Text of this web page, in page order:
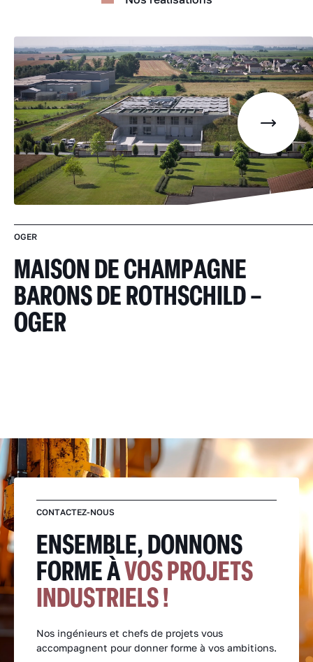
OGER
MAISON DE CHAMPAGNE
BARONS DE ROTHSCHILD –
OGER
CONTACTEZ-NOUS
ENSEMBLE, DONNONS
FORME ÀVOS PROJETS
INDUSTRIELS !
Nos ingénieurs et chefs de projets vous
accompagnent pour donner forme à vos ambitions.